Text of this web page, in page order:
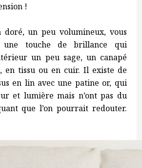
!
doré, un peu volumineux, vous
une touche de brillance qui
un peu sage, un canapé
en tissu ou en cuir. Il existe de
en lin avec une patine or, qui
et lumière mais n’ont pas du
que l’on pourrait redouter.